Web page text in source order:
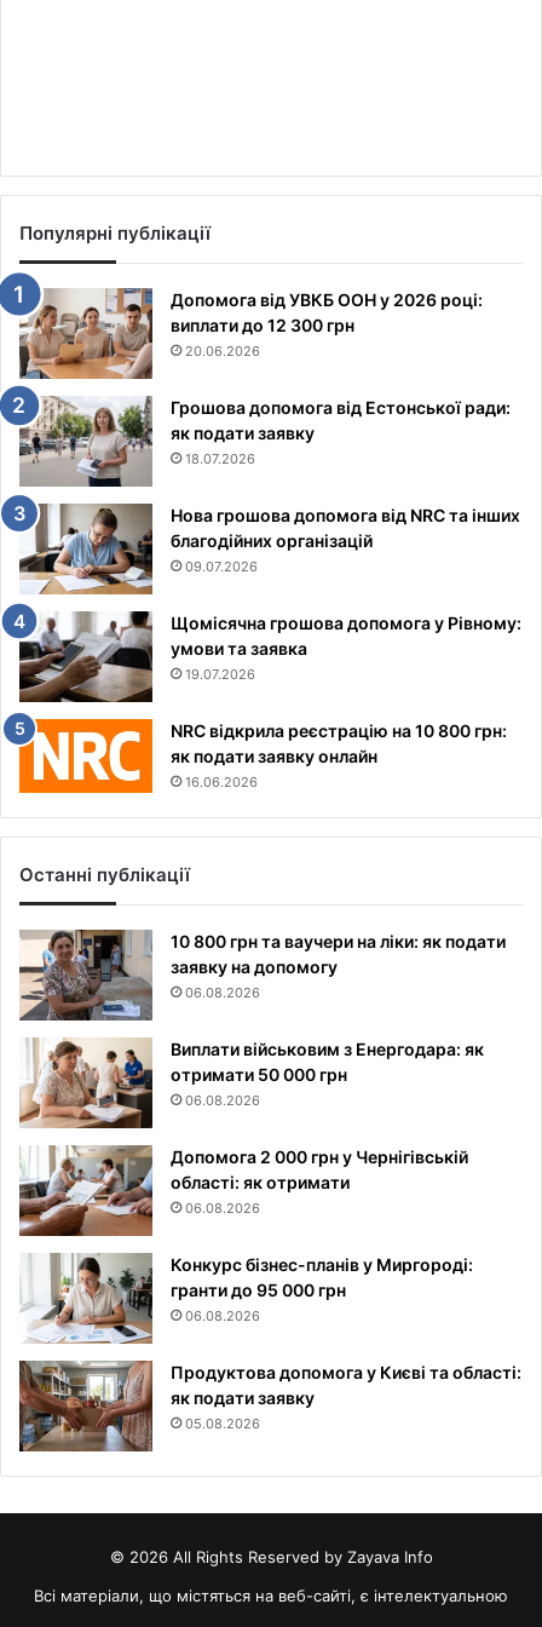
Популярні публікації
Допомога від УВКБ ООН у 2026 році:
виплати до 12 300 грн
20.06.2026
Грошова допомога від Естонської ради:
як подати заявку
18.07.2026
Нова грошова допомога від NRC та інших
благодійних організацій
09.07.2026
Щомісячна грошова допомога у Рівному:
умови та заявка
19.07.2026
NRC відкрила реєстрацію на 10 800 грн:
як подати заявку онлайн
16.06.2026
Останні публікації
10 800 грн та ваучери на ліки: як подати
заявку на допомогу
06.08.2026
Виплати військовим з Енергодара: як
отримати 50 000 грн
06.08.2026
Допомога 2 000 грн у Чернігівській
області: як отримати
06.08.2026
Конкурс бізнес-планів у Миргороді:
гранти до 95 000 грн
06.08.2026
Продуктова допомога у Києві та області:
як подати заявку
05.08.2026
© 2026 All Rights Reserved by Zayava Info
Всі матеріали, що містяться на веб-сайті, є інтелектуальною